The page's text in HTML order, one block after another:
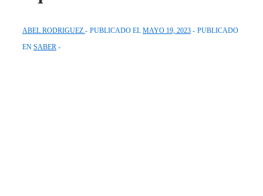
ABEL RODRIGUEZ PUBLICADO EL MAYO 19, 2023
PUBLICADO
EN SABER